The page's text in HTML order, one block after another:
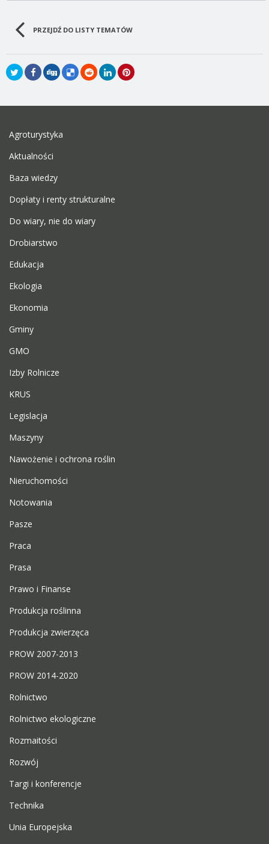
PRZEJDŹ DO LISTY TEMATÓW
Agroturystyka
Aktualności
Baza wiedzy
Dopłaty i renty strukturalne
Do wiary, nie do wiary
Drobiarstwo
Edukacja
Ekologia
Ekonomia
Gminy
GMO
Izby Rolnicze
KRUS
Legislacja
Maszyny
Nawożenie i ochrona roślin
Nieruchomości
Notowania
Pasze
Praca
Prasa
Prawo i Finanse
Produkcja roślinna
Produkcja zwierzęca
PROW 2007-2013
PROW 2014-2020
Rolnictwo
Rolnictwo ekologiczne
Rozmaitości
Rozwój
Targi i konferencje
Technika
Unia Europejska